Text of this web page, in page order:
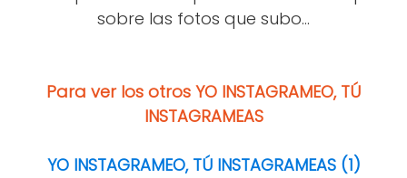
sobre las fotos que subo...
Para ver los otros YO INSTAGRAMEO, TÚ
INSTAGRAMEAS
YO INSTAGRAMEO, TÚ INSTAGRAMEAS (1)